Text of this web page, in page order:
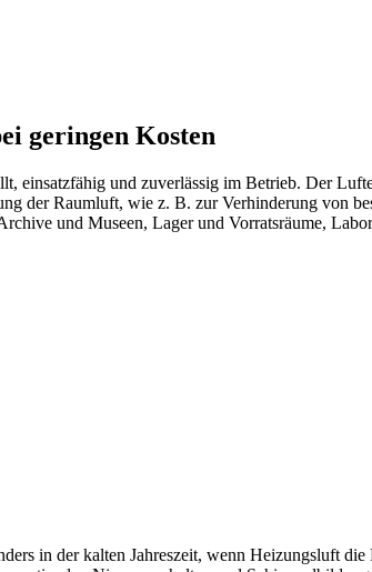
geringen Kosten
einsatzfähig und zuverlässig im Betrieb. Der
der Raumluft, wie z. B. zur Verhinderung von
und Museen, Lager und Vorratsräume,
in der kalten Jahreszeit, wenn Heizungsluft